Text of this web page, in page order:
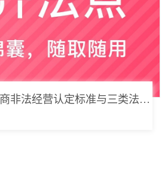
弘齐法点 | 跨境券商非法经营认定标准与三类法律风险边界